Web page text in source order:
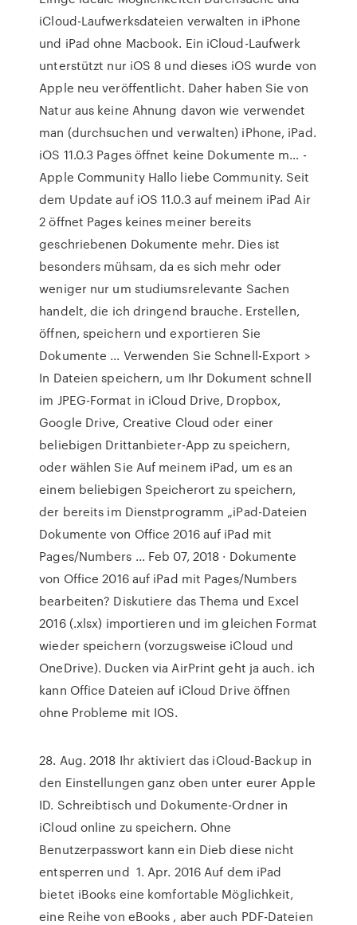
iCloud-Laufwerksdateien verwalten in iPhone
und iPad ohne Macbook. Ein iCloud-Laufwerk
unterstützt nur iOS 8 und dieses iOS wurde von
Apple neu veröffentlicht. Daher haben Sie von
Natur aus keine Ahnung davon wie verwendet
man (durchsuchen und verwalten) iPhone, iPad.
iOS 11.0.3 Pages öffnet keine Dokumente m… -
Apple Community Hallo liebe Community. Seit
dem Update auf iOS 11.0.3 auf meinem iPad Air
2 öffnet Pages keines meiner bereits
geschriebenen Dokumente mehr. Dies ist
besonders mühsam, da es sich mehr oder
weniger nur um studiumsrelevante Sachen
handelt, die ich dringend brauche. Erstellen,
öffnen, speichern und exportieren Sie
Dokumente ... Verwenden Sie Schnell-Export >
In Dateien speichern, um Ihr Dokument schnell
im JPEG-Format in iCloud Drive, Dropbox,
Google Drive, Creative Cloud oder einer
beliebigen Drittanbieter-App zu speichern,
oder wählen Sie Auf meinem iPad, um es an
einem beliebigen Speicherort zu speichern,
der bereits im Dienstprogramm „iPad-Dateien
Dokumente von Office 2016 auf iPad mit
Pages/Numbers ... Feb 07, 2018 · Dokumente
von Office 2016 auf iPad mit Pages/Numbers
bearbeiten? Diskutiere das Thema und Excel
2016 (.xlsx) importieren und im gleichen Format
wieder speichern (vorzugsweise iCloud und
OneDrive). Ducken via AirPrint geht ja auch. ich
kann Office Dateien auf iCloud Drive öffnen
ohne Probleme mit IOS.
28. Aug. 2018 Ihr aktiviert das iCloud-Backup in
den Einstellungen ganz oben unter eurer Apple
ID. Schreibtisch und Dokumente-Ordner in
iCloud online zu speichern. Ohne
Benutzerpasswort kann ein Dieb diese nicht
entsperren und 1. Apr. 2016 Auf dem iPad
bietet iBooks eine komfortable Möglichkeit,
eine Reihe von eBooks , aber auch PDF-Dateien